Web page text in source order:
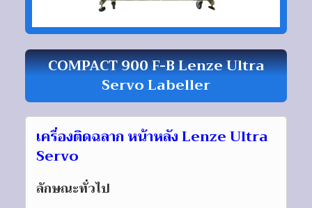
COMPACT 900 F-B Lenze Ultra
Servo Labeller
เครื่องติดฉลาก หน้าหลัง Lenze Ultra
Servo
ลักษณะทั่วไป